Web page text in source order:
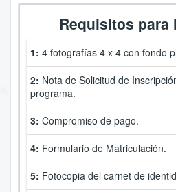
Requisitos para
1: 4 fotografías 4 x 4 con fondo
2: Nota de Solicitud de
programa.
3: Compromiso de pago.
4: Formulario de Matriculación.
5: Fotocopia del carnet de